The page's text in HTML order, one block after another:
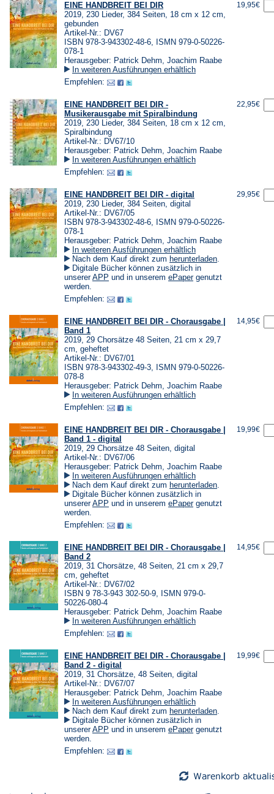
EINE HANDBREIT BEI DIR
2019, 230 Lieder, 384 Seiten, 18 cm x 12 cm,
gebunden
Artikel-Nr.: DV67
ISBN 978-3-943302-48-6, ISMN 979-0-50226-
078-1
Herausgeber: Patrick Dehm, Joachim Raabe
In weiteren Ausführungen erhältlich
Empfehlen:
19,95€
EINE HANDBREIT BEI DIR -
Musikerausgabe mit Spiralbindung
2019, 230 Lieder, 384 Seiten, 18 cm x 12 cm,
Spiralbindung
Artikel-Nr.: DV67/10
Herausgeber: Patrick Dehm, Joachim Raabe
In weiteren Ausführungen erhältlich
Empfehlen:
22,95€
EINE HANDBREIT BEI DIR - digital
2019, 230 Lieder, 384 Seiten, digital
Artikel-Nr.: DV67/05
ISBN 978-3-943302-48-6, ISMN 979-0-50226-
078-1
Herausgeber: Patrick Dehm, Joachim Raabe
In weiteren Ausführungen erhältlich
Nach dem Kauf direkt zum herunterladen(Öffnet
einem
.
Digitale Bücher können zusätzlich in
unsererAPP (Öffnet
neuen
und in unserem ePaper(Öffnet
genutzt
werden.
Empfehlen:
29,95€
EINE HANDBREIT BEI DIR - Chorausgabe |
Band 1
2019, 29 Chorsätze 48 Seiten, 21 cm x 29,7
cm, geheftet
Artikel-Nr.: DV67/01
ISBN 978-3-943302-49-3, ISMN 979-0-50226-
078-8
Herausgeber: Patrick Dehm, Joachim Raabe
In weiteren Ausführungen erhältlich
Empfehlen:
14,95€
EINE HANDBREIT BEI DIR - Chorausgabe |
Band 1 - digital
2019, 29 Chorsätze 48 Seiten, digital
Artikel-Nr.: DV67/06
Herausgeber: Patrick Dehm, Joachim Raabe
In weiteren Ausführungen erhältlich
Nach dem Kauf direkt zum herunterladen(Öffnet
einem
.
Digitale Bücher können zusätzlich in
unsererAPP (Öffnet
neuen
und in unserem ePaper(Öffnet
genutzt
werden.
Empfehlen:
19,99€
EINE HANDBREIT BEI DIR - Chorausgabe |
Band 2
2019, 31 Chorsätze, 48 Seiten, 21 cm x 29,7
cm, geheftet
Artikel-Nr.: DV67/02
ISBN 9 78-3-943 302-50-9, ISMN 979-0-
50226-080-4
Herausgeber: Patrick Dehm, Joachim Raabe
In weiteren Ausführungen erhältlich
Empfehlen:
14,95€
EINE HANDBREIT BEI DIR - Chorausgabe |
Band 2 - digital
2019, 31 Chorsätze, 48 Seiten, digital
Artikel-Nr.: DV67/07
Herausgeber: Patrick Dehm, Joachim Raabe
In weiteren Ausführungen erhältlich
Nach dem Kauf direkt zum herunterladen(Öffnet
einem
.
Digitale Bücher können zusätzlich in
unsererAPP (Öffnet
neuen
und in unserem ePaper(Öffnet
genutzt
werden.
Empfehlen:
19,99€